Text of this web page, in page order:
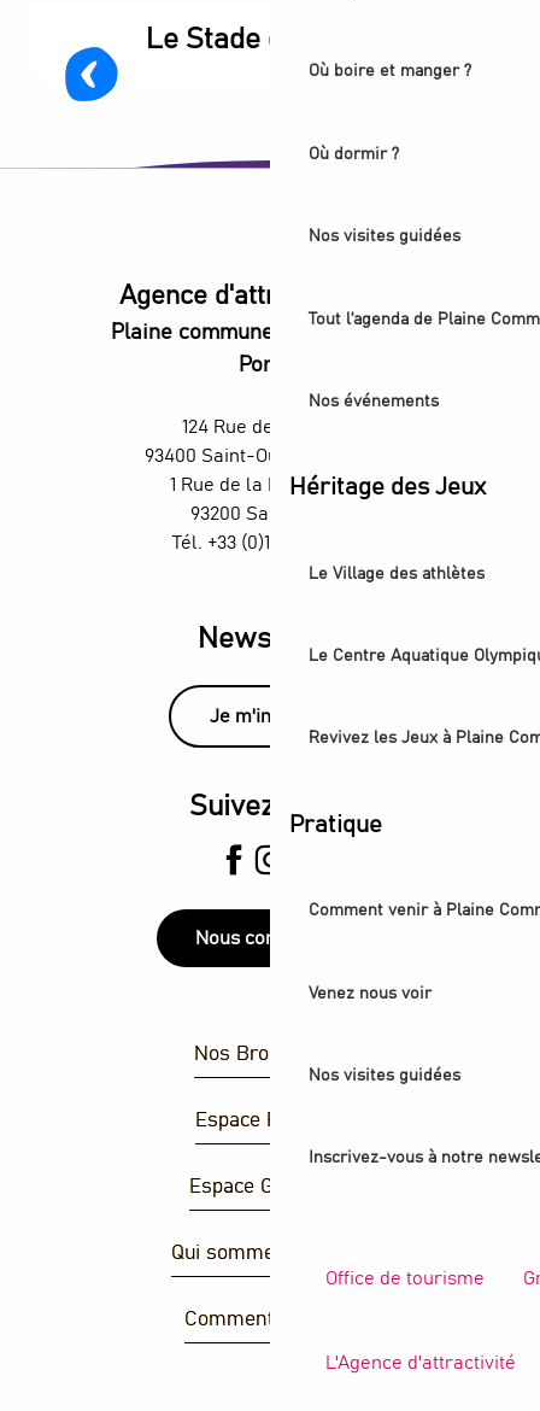
Où boire et manger ?
Où dormir ?
Nos visites guidées
Tout l'agenda de Plaine
Nos événements
Héritage des Jeux
Le Village des athlètes
Le Centre Aquatique
Revivez les Jeux à Plaine
Pratique
Comment venir à Plaine
Venez nous voir
Nos visites guidées
Inscrivez-vous à notre
Office de tourisme
L'Agence d'attractivité
Le Stade de France
Agence d'attractivité POP
Plaine commune vous Ouvre ses
Portes
124 Rue des Rosiers,
93400 Saint-Ouen-sur-Seine
1 Rue de la République,
93200 Saint-Denis
Tél. +33 (0)1 55 870 870
Newsletter
Je m'inscris
Suivez-nous
Nous contacter
Nos Brochures
Espace Presse
Espace Groupes
Qui sommes-nous ?
Comment venir ?